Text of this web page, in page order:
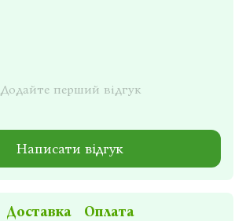
Додайте перший відгук
Написати відгук
Доставка Оплата